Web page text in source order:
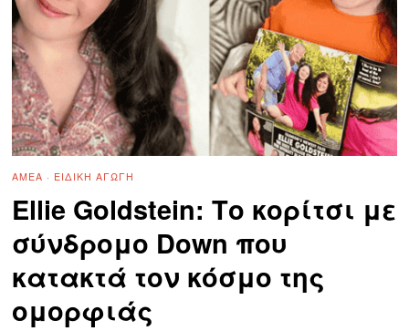
ΑΜΕΑ · ΕΙΔΙΚΉ ΑΓΩΓΉ
Ellie Goldstein: Το κορίτσι με
σύνδρομο Down που
κατακτά τον κόσμο της
ομορφιάς